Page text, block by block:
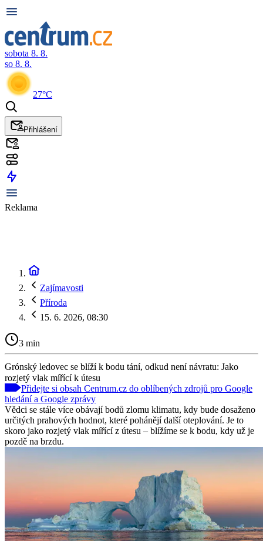
sobota 8. 8.
so 8. 8.
27°C
Přihlášení
Reklama
Zajímavosti
Příroda
15. 6. 2026, 08:30
3 min
Grónský ledovec se blíží k bodu tání, odkud není návratu: Jako
rozjetý vlak mířící k útesu
Přidejte si obsah Centrum.cz do oblíbených zdrojů pro Google
hledání a Google zprávy
Vědci se stále více obávají bodů zlomu klimatu, kdy bude dosaženo
určitých prahových hodnot, které pohánějí další oteplování. Je to
skoro jako rozjetý vlak mířící z útesu – blížíme se k bodu, kdy už je
pozdě na brzdu.